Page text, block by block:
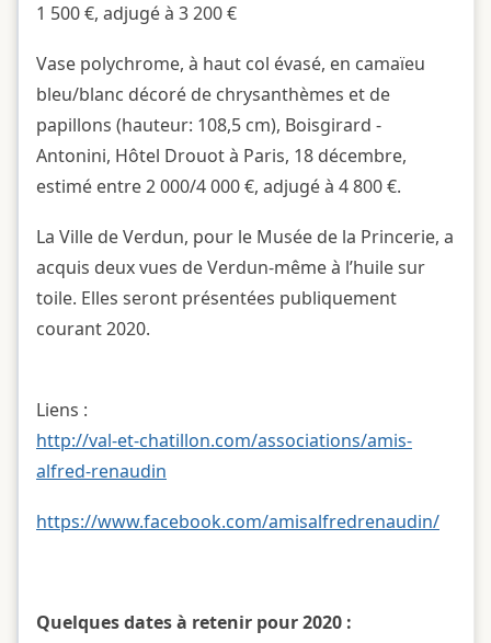
1 500 €, adjugé à 3 200 €
Vase polychrome, à haut col évasé, en camaïeu
bleu/blanc décoré de chrysanthèmes et de
papillons (hauteur: 108,5 cm), Boisgirard -
Antonini, Hôtel Drouot à Paris, 18 décembre,
estimé entre 2 000/4 000 €, adjugé à 4 800 €.
La Ville de Verdun, pour le Musée de la Princerie, a
acquis deux vues de Verdun-même à l’huile sur
toile. Elles seront présentées publiquement
courant 2020.
Liens :
http://val-et-chatillon.com/associations/amis-
alfred-renaudin
https://www.facebook.com/amisalfredrenaudin/
Quelques dates à retenir pour 2020 :